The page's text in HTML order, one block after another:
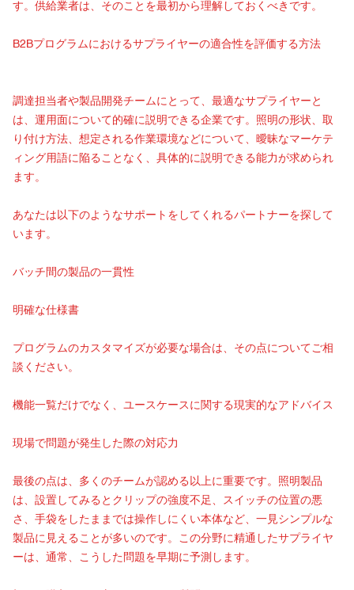
す。供給業者は、そのことを最初から理解しておくべきです。
B2Bプログラムにおけるサプライヤーの適合性を評価する方法
調達担当者や製品開発チームにとって、最適なサプライヤーと
は、運用面について的確に説明できる企業です。照明の形状、取
り付け方法、想定される作業環境などについて、曖昧なマーケテ
ィング用語に陥ることなく、具体的に説明できる能力が求められ
ます。
あなたは以下のようなサポートをしてくれるパートナーを探して
います。
バッチ間の製品の一貫性
明確な仕様書
プログラムのカスタマイズが必要な場合は、その点についてご相
談ください。
機能一覧だけでなく、ユースケースに関する現実的なアドバイス
現場で問題が発生した際の対応力
最後の点は、多くのチームが認める以上に重要です。照明製品
は、設置してみるとクリップの強度不足、スイッチの位置の悪
さ、手袋をしたままでは操作しにくい本体など、一見シンプルな
製品に見えることが多いのです。この分野に精通したサプライヤ
ーは、通常、こうした問題を早期に予測します。